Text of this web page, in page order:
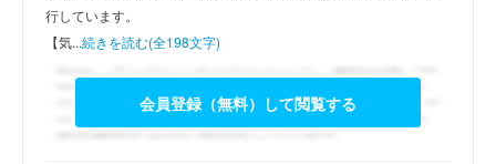
行しています。
【気...続きを読む(全198文字)
会員登録（無料）して閲覧する